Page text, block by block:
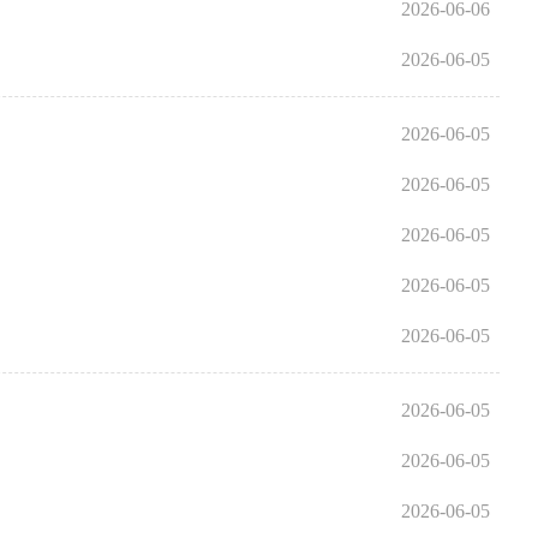
2026-06-06
2026-06-05
2026-06-05
2026-06-05
2026-06-05
2026-06-05
2026-06-05
2026-06-05
2026-06-05
2026-06-05